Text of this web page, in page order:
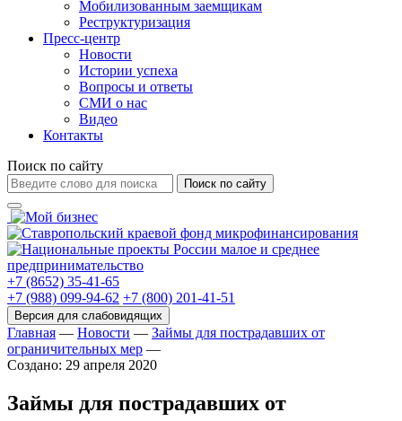
Мобилизованным заемщикам
Реструктуризация
Пресс-центр
Новости
Истории успеха
Вопросы и ответы
СМИ о нас
Видео
Контакты
Поиск по сайту
Поиск по сайту
+7 (8652) 35-41-65
+7 (988) 099-94-62 +7 (800) 201-41-51
Главная — Новости — Займы для пострадавших от
ограничительных мер —
Создано: 29 апреля 2020
Займы для пострадавших от